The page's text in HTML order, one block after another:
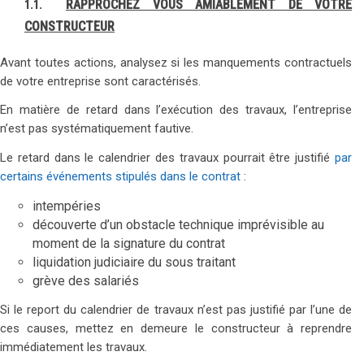
1.1. RAPPROCHEZ VOUS AMIABLEMENT DE VOTRE
CONSTRUCTEUR
Avant toutes actions, analysez si les manquements contractuels
de votre entreprise sont caractérisés.
En matière de retard dans l’exécution des travaux, l’entreprise
n’est pas systématiquement fautive.
Le retard dans le calendrier des travaux pourrait être justifié par
certains événements stipulés dans le contrat :
intempéries
découverte d’un obstacle technique imprévisible au
moment de la signature du contrat
liquidation judiciaire du sous traitant
grève des salariés
Si le report du calendrier de travaux n’est pas justifié par l’une de
ces causes, mettez en demeure le constructeur à reprendre
immédiatement les travaux.